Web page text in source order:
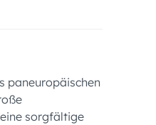
paneuropäischen
sorgfältige